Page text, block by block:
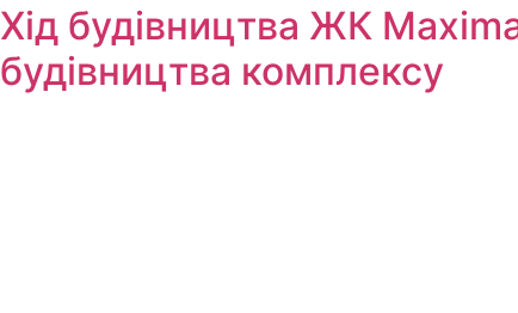
Хід будівництва ЖК
будівництва комплексу